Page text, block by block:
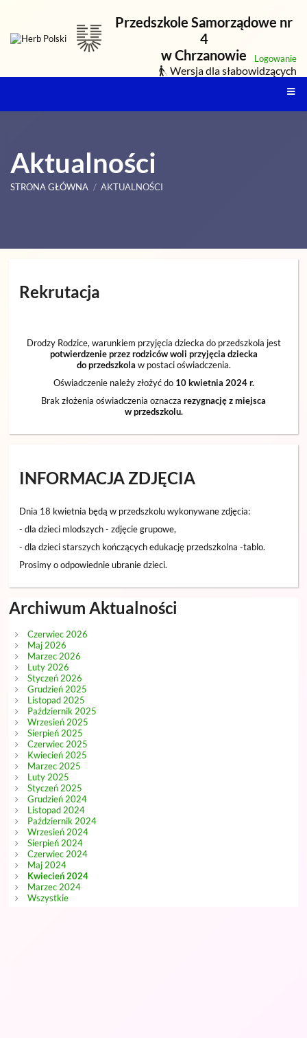
Przedszkole Samorządowe nr
4
w Chrzanowie
Logowanie
Wersja dla słabowidzących
Aktualności
STRONA GŁÓWNA / AKTUALNOŚCI
Rekrutacja
Drodzy Rodzice, warunkiem przyjęcia dziecka do przedszkola jest
potwierdzenie przez rodziców woli przyjęcia dziecka
do przedszkola w postaci oświadczenia.
Oświadczenie należy złożyć do 10 kwietnia 2024 r.
Brak złożenia oświadczenia oznacza rezygnację z miejsca
w przedszkolu.
INFORMACJA ZDJĘCIA
Dnia 18 kwietnia będą w przedszkolu wykonywane zdjęcia:
- dla dzieci mlodszych - zdjęcie grupowe,
- dla dzieci starszych kończących edukację przedszkolna -tablo.
Prosimy o odpowiednie ubranie dzieci.
Archiwum Aktualności
Czerwiec 2026
Maj 2026
Marzec 2026
Luty 2026
Styczeń 2026
Grudzień 2025
Listopad 2025
Październik 2025
Wrzesień 2025
Sierpień 2025
Czerwiec 2025
Kwiecień 2025
Marzec 2025
Luty 2025
Styczeń 2025
Grudzień 2024
Listopad 2024
Październik 2024
Wrzesień 2024
Sierpień 2024
Czerwiec 2024
Maj 2024
Kwiecień 2024
Marzec 2024
Wszystkie